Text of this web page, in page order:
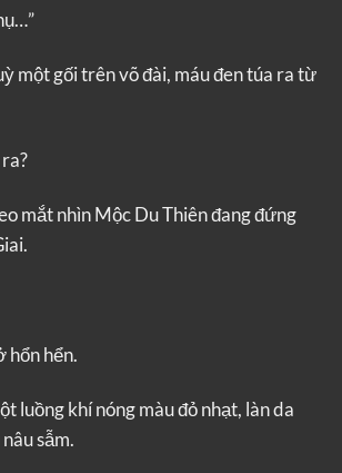
một gối trên võ đài, máu đen túa ra từ
mắt nhìn Mộc Du Thiên đang đứng
hổn hển.
luồng khí nóng màu đỏ nhạt, làn da
sẫm.